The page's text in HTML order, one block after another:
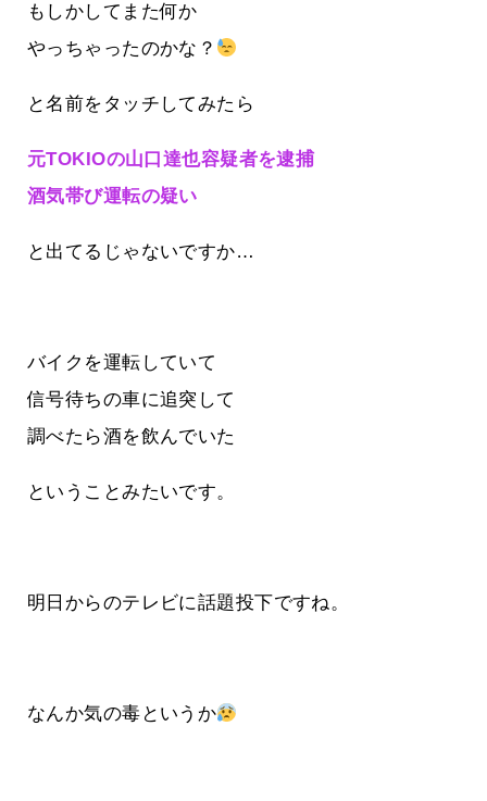
もしかしてまた何か
やっちゃったのかな？
と名前をタッチしてみたら
元TOKIOの山口達也容疑者を逮捕
酒気帯び運転の疑い
と出てるじゃないですか…
バイクを運転していて
信号待ちの車に追突して
調べたら酒を飲んでいた
ということみたいです。
明日からのテレビに話題投下ですね。
なんか気の毒というか